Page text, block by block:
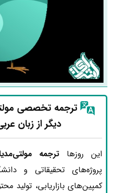
ترجمه تخصصی
دیگراز زبان
این روزها ترجمه
پروژه‌های تحقیقاتی و
کمپین‌های بازاریابی، تولید